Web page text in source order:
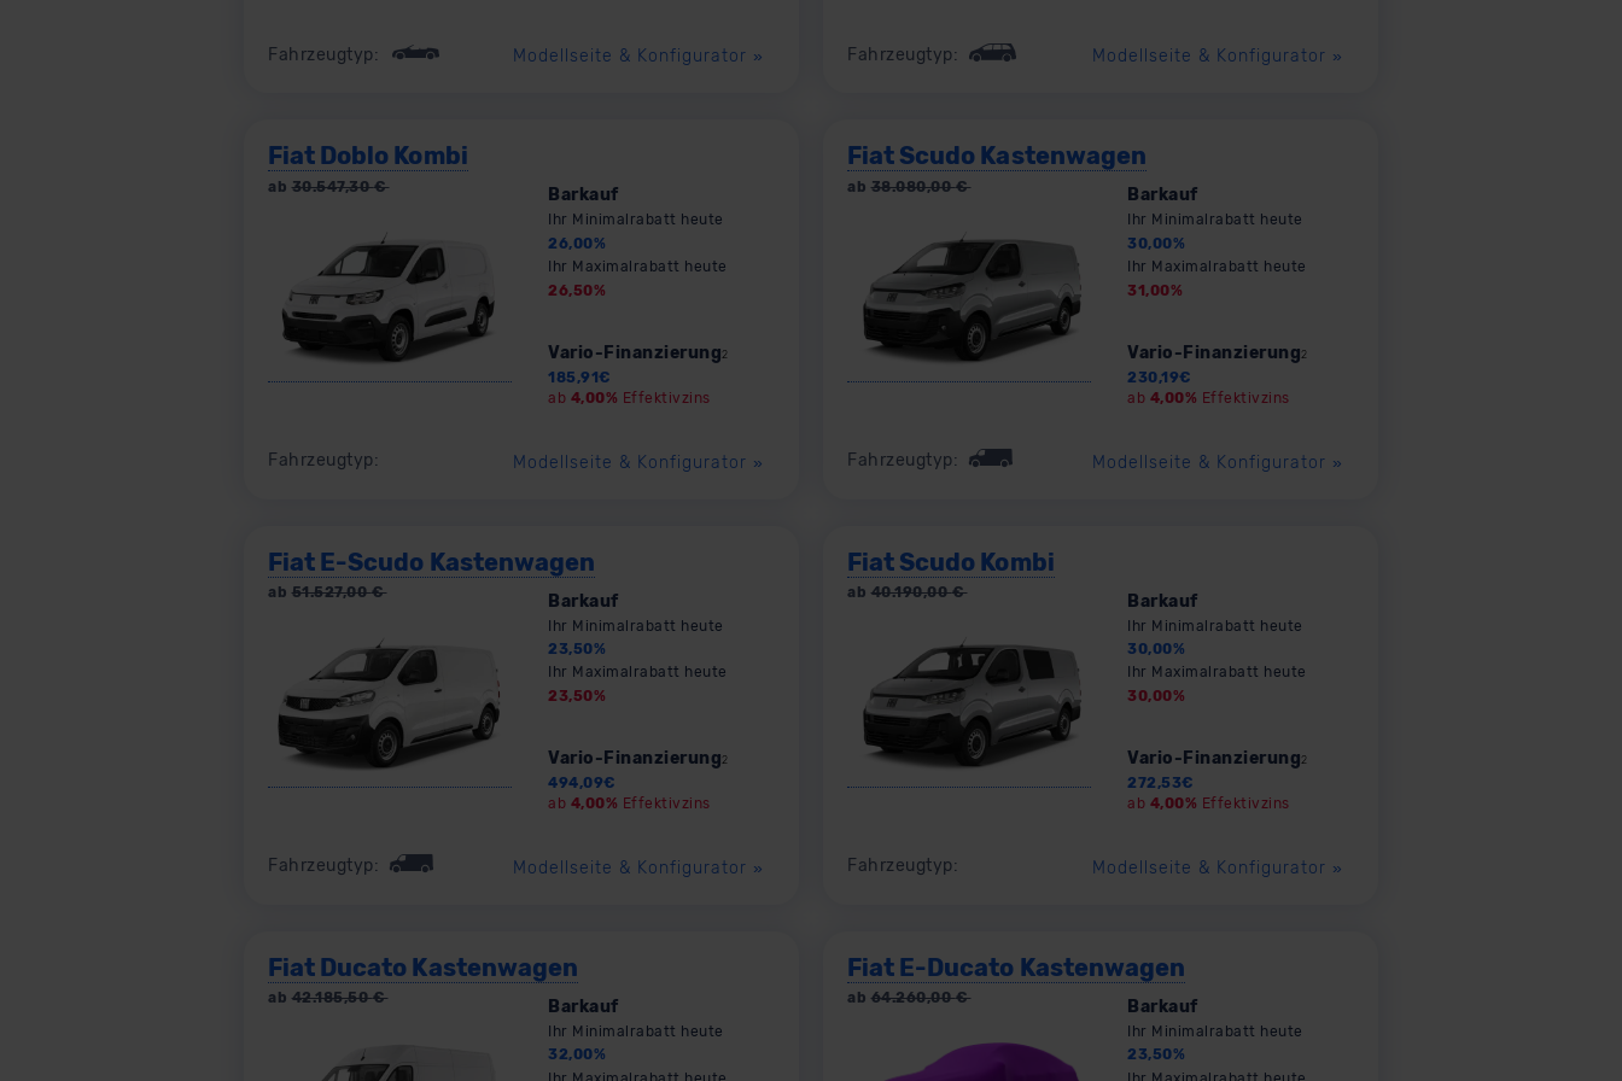
Fahrzeugtyp: Modellseite & Konfigurator » Fahrzeugtyp: Modellseite & Konfigurator »
Fiat Doblo Kombi
ab 30.547,30€ Barkauf
Ihr Minimalrabatt heute
26,00%
Ihr Maximalrabatt heute
26,50%
Vario-Finanzierung2
185,91 €
ab 4,00% Effektivzins
Fahrzeugtyp: Modellseite & Konfigurator »
Fiat Scudo Kastenwagen
ab 38.080,00€ Barkauf
Ihr Minimalrabatt heute
30,00%
Ihr Maximalrabatt heute
31,00%
Vario-Finanzierung2
230,19€
ab 4,00% Effektivzins
Fahrzeugtyp: Modellseite & Konfigurator »
Fiat E-Scudo Kastenwagen
ab 51.527,00€ Barkauf
Ihr Minimalrabatt heute
23,50%
Ihr Maximalrabatt heute
23,50%
Vario-Finanzierung2
494,09€
ab 4,00% Effektivzins
Fahrzeugtyp: Modellseite & Konfigurator »
Fiat Scudo Kombi
ab 40.190,00€ Barkauf
Ihr Minimalrabatt heute
30,00%
Ihr Maximalrabatt heute
30,00%
Vario-Finanzierung2
272,53€
ab 4,00% Effektivzins
Fahrzeugtyp: Modellseite & Konfigurator »
Fiat Ducato Kastenwagen
ab 42.185,50€ Barkauf
Ihr Minimalrabatt heute
32,00%
Fiat E-Ducato Kastenwagen
ab 64.260,00€ Barkauf
Ihr Minimalrabatt heute
23,50%